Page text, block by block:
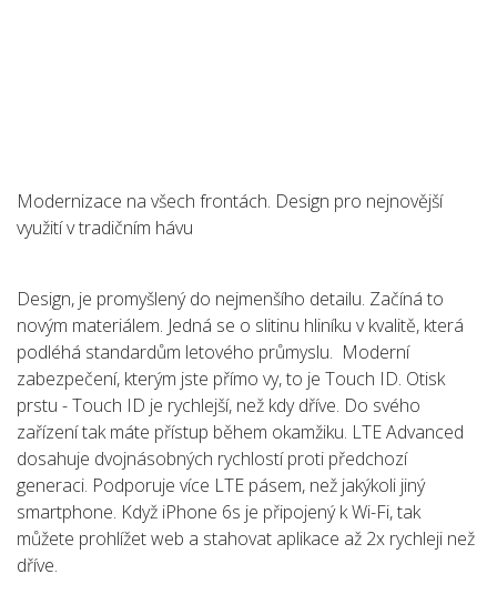
Modernizace na všech frontách. Design pro nejnovější
využití v tradičním hávu
Design, je promyšlený do nejmenšího detailu. Začíná to
novým materiálem. Jedná se o slitinu hliníku v kvalitě, která
podléhá standardům letového průmyslu. Moderní
zabezpečení, kterým jste přímo vy, to je Touch ID. Otisk
prstu - Touch ID je rychlejší, než kdy dříve. Do svého
zařízení tak máte přístup během okamžiku. LTE Advanced
dosahuje dvojnásobných rychlostí proti předchozí
generaci. Podporuje více LTE pásem, než jakýkoli jiný
smartphone. Když iPhone 6s je připojený k Wi-Fi, tak
můžete prohlížet web a stahovat aplikace až 2x rychleji než
dříve.